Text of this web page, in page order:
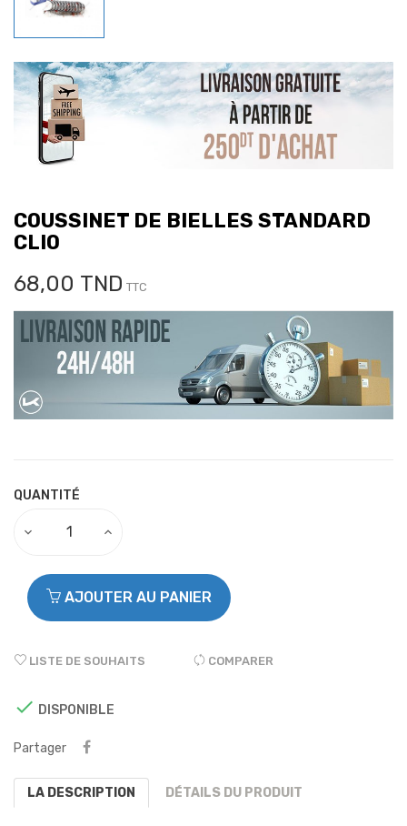
COUSSINET DE BIELLES STANDARD
CLIO
68,00 TND TTC
QUANTITÉ
AJOUTER AU PANIER
LISTE DE SOUHAITS COMPARER
 DISPONIBLE
Partager
LA DESCRIPTION DÉTAILS DU PRODUIT